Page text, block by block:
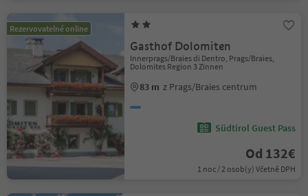
Rezervovatelné online
Gasthof Dolomiten
Innerprags/Braies di Dentro, Prags/Braies,
Dolomites Region 3 Zinnen
83 m z Prags/Braies centrum
Südtirol Guest Pass
Od 132€
1 noc / 2 osob(y) Včetně DPH